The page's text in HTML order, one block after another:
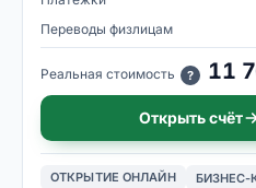
Переводы физлицам
Реальная стоимость ? 11
Открыть счёт
ОТКРЫТИЕ ОНЛАЙН БИЗНЕС-